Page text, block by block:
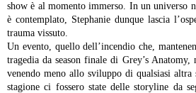
show è al momento immerso. In un universo
è contemplato, Stephanie dunque lascia
trauma vissuto.
Un evento, quello dell’incendio che,
tragedia da season finale di Grey’s Anatomy,
venendo meno allo sviluppo di qualsiasi
stagione ci fossero state delle storyline da